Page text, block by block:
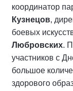
координатор
Кузнецов,
боевых
Любровских.
участников с
большое
здорового